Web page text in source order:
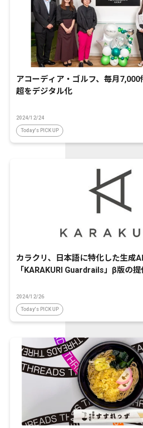
アコーディア・ゴルフ、毎月
超をデジタル化
2024/12/24
Today's PICK UP
カラクリ、日本語に特化した生成
「KARAKURI Guardrails」β版の
2024/12/26
Today's PICK UP